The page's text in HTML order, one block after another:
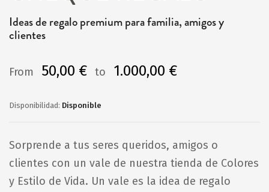
comienzo
de
galería
imágenes
Ideas de regalo premium para familia, amigos y
clientes
From 50,00 € to 1.000,00 €
Disponible
Sorprende a tus seres queridos, amigos o
clientes con un vale de nuestra tienda de Colores
y Estilo de Vida. Un vale es la idea de regalo